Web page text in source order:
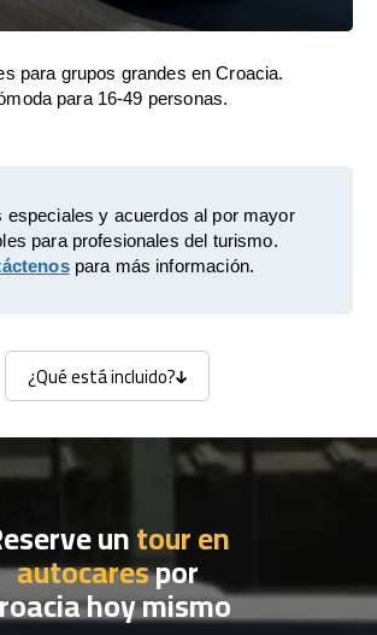
para grupos grandes en Croacia.
para 16-49 personas.
especiales y acuerdos al por mayor
para profesionales del turismo.
para más información.
¿Qué está incluido?
¿Qué está incluido?
untour en
autocarespor
hoy mismo